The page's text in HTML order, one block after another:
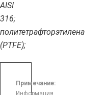
AISI
316;
политетрафторэтилена
(PTFE);
Примечание:
Информация,